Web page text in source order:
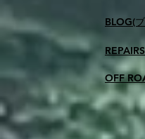
BLOG(
OFF